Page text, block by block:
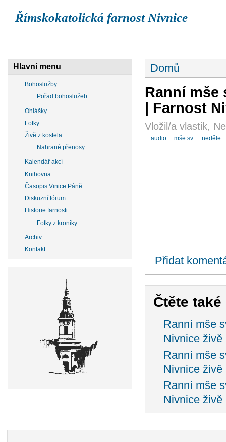
Římskokatolická farnost Nivnice
Hlavní menu
Bohoslužby
Pořad bohoslužeb
Ohlášky
Fotky
Živě z kostela
Nahrané přenosy
Kalendář akcí
Knihovna
Časopis Vinice Páně
Diskuzní fórum
Historie farnosti
Fotky z kroniky
Archiv
Kontakt
Domů
Ranní mše
| Farnost
Vložil/a vlastik,
audio mše sv. neděle
Přidat
Čtěte také
Ranní mše
Nivnice živě
Ranní mše
Nivnice živě
Ranní mše
Nivnice živě